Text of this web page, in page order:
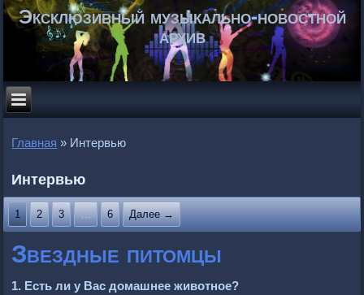
Эксклюзивный музыкально-новостной
архив
Главная » Интервью
Интервью
1 2 3 … 6 Далее →
Звездные питомцы
1. Есть ли у Вас домашнее животное?